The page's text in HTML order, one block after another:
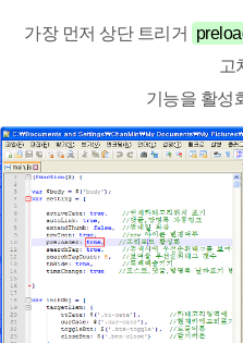
가장 먼저 상단 트리거
고
기능을 활성